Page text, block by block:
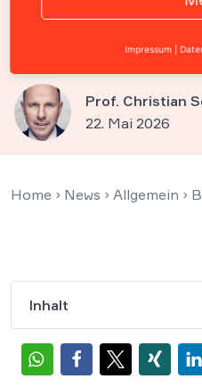
muss
Prof. Christian
22. Mai 2026
Home › News › Allgemein ›
Inhalt
Impressum